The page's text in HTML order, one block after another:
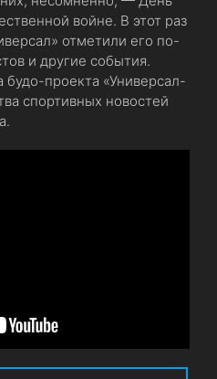
войне. В этот раз
отметили его по-
и другие события.
проекта «Универсал-
спортивных новостей